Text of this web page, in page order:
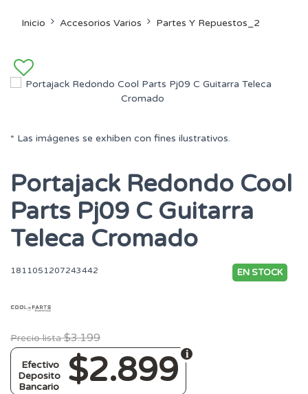
Inicio Accesorios Varios Partes Y Repuestos_2
* Las imágenes se exhiben con fines ilustrativos.
Portajack Redondo Cool
Parts Pj09 C Guitarra
Teleca Cromado
1811051207243442 EN STOCK
Precio lista $3.199
$2.899
Efectivo
Deposito
Bancario